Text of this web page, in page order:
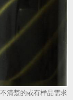
清楚的或有样品需求